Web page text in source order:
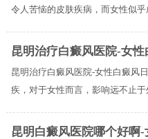
令人苦恼的皮肤疾病，而女性似乎
昆明治疗白癜风医院-女
昆明治疗白癜风医院-女性白癜风
疾，对于女性而言，影响远不止于
昆明白癜风医院哪个好啊